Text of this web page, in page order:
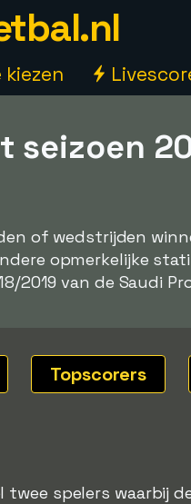
seizoen
of wedstrijden
opmerkelijke
van de Saudi
Topscorers
spelers waarbij